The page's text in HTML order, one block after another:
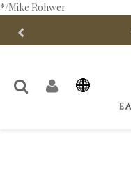
*/Mike Rohwer